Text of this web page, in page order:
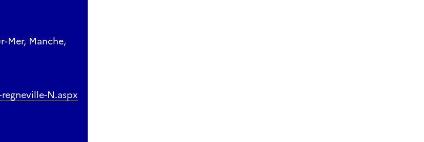
Mer, Manche,
N.aspx